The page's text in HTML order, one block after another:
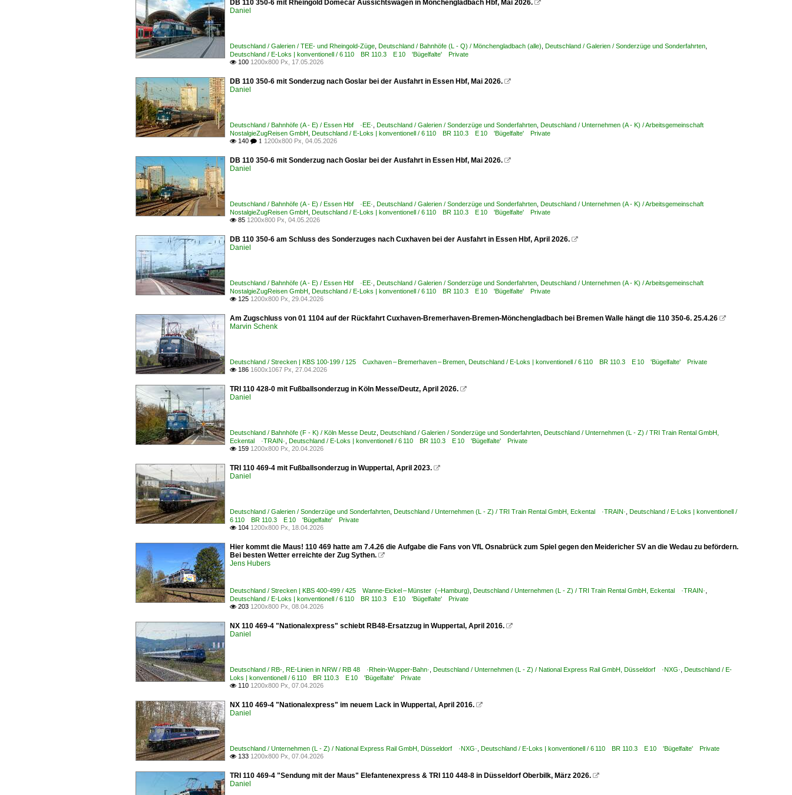
DB 110 350-6 mit Rheingold Domecar Aussichtswagen in Mönchengladbach Hbf, Mai 2026. 
Daniel
Deutschland / Galerien / TEE- und Rheingold-Züge Deutschland / Bahnhöfe (L - Q) / Mönchengladbach (alle) Deutschland / Galerien / Sonderzüge und Sonderfahrten
Deutschland / E-Loks | konventionell / 6 110 BR 110.3 E 10 'Bügelfalte' Private
 100 1200x800 Px, 17.05.2026
DB 110 350-6 mit Sonderzug nach Goslar bei der Ausfahrt in Essen Hbf, Mai 2026. 
Daniel
Deutschland / Bahnhöfe (A - E) / Essen Hbf ·EE· Deutschland / Galerien / Sonderzüge und Sonderfahrten Deutschland / Unternehmen (A - K) / Arbeitsgemeinschaft
NostalgieZugReisen GmbH Deutschland / E-Loks | konventionell / 6 110 BR 110.3 E 10 'Bügelfalte' Private
 140  1 1200x800 Px, 04.05.2026
DB 110 350-6 mit Sonderzug nach Goslar bei der Ausfahrt in Essen Hbf, Mai 2026. 
Daniel
Deutschland / Bahnhöfe (A - E) / Essen Hbf ·EE· Deutschland / Galerien / Sonderzüge und Sonderfahrten Deutschland / Unternehmen (A - K) / Arbeitsgemeinschaft
NostalgieZugReisen GmbH Deutschland / E-Loks | konventionell / 6 110 BR 110.3 E 10 'Bügelfalte' Private
 85 1200x800 Px, 04.05.2026
DB 110 350-6 am Schluss des Sonderzuges nach Cuxhaven bei der Ausfahrt in Essen Hbf, April 2026. 
Daniel
Deutschland / Bahnhöfe (A - E) / Essen Hbf ·EE· Deutschland / Galerien / Sonderzüge und Sonderfahrten Deutschland / Unternehmen (A - K) / Arbeitsgemeinschaft
NostalgieZugReisen GmbH Deutschland / E-Loks | konventionell / 6 110 BR 110.3 E 10 'Bügelfalte' Private
 125 1200x800 Px, 29.04.2026
Am Zugschluss von 01 1104 auf der Rückfahrt Cuxhaven-Bremerhaven-Bremen-Mönchengladbach bei Bremen Walle hängt die 110 350-6. 25.4.26 
Marvin Schenk
Deutschland / Strecken | KBS 100-199 / 125 Cuxhaven – Bremerhaven – Bremen Deutschland / E-Loks | konventionell / 6 110 BR 110.3 E 10 'Bügelfalte' Private
 186 1600x1067 Px, 27.04.2026
TRI 110 428-0 mit Fußballsonderzug in Köln Messe/Deutz, April 2026. 
Daniel
Deutschland / Bahnhöfe (F - K) / Köln Messe Deutz Deutschland / Galerien / Sonderzüge und Sonderfahrten Deutschland / Unternehmen (L - Z) / TRI Train Rental GmbH,
Eckental ·TRAIN· Deutschland / E-Loks | konventionell / 6 110 BR 110.3 E 10 'Bügelfalte' Private
 159 1200x800 Px, 20.04.2026
TRI 110 469-4 mit Fußballsonderzug in Wuppertal, April 2023. 
Daniel
Deutschland / Galerien / Sonderzüge und Sonderfahrten Deutschland / Unternehmen (L - Z) / TRI Train Rental GmbH, Eckental ·TRAIN· Deutschland / E-Loks | konventionell /
6 110 BR 110.3 E 10 'Bügelfalte' Private
 104 1200x800 Px, 18.04.2026
Hier kommt die Maus! 110 469 hatte am 7.4.26 die Aufgabe die Fans von VfL Osnabrück zum Spiel gegen den Meidericher SV an die Wedau zu befördern.
Bei besten Wetter erreichte der Zug Sythen. 
Jens Hubers
Deutschland / Strecken | KBS 400-499 / 425 Wanne-Eickel – Münster (–Hamburg) Deutschland / Unternehmen (L - Z) / TRI Train Rental GmbH, Eckental ·TRAIN·
Deutschland / E-Loks | konventionell / 6 110 BR 110.3 E 10 'Bügelfalte' Private
 203 1200x800 Px, 08.04.2026
NX 110 469-4 "Nationalexpress" schiebt RB48-Ersatzzug in Wuppertal, April 2016. 
Daniel
Deutschland / RB-, RE-Linien in NRW / RB 48 ·Rhein-Wupper-Bahn· Deutschland / Unternehmen (L - Z) / National Express Rail GmbH, Düsseldorf ·NXG· Deutschland / E-
Loks | konventionell / 6 110 BR 110.3 E 10 'Bügelfalte' Private
 110 1200x800 Px, 07.04.2026
NX 110 469-4 "Nationalexpress" im neuem Lack in Wuppertal, April 2016. 
Daniel
Deutschland / Unternehmen (L - Z) / National Express Rail GmbH, Düsseldorf ·NXG· Deutschland / E-Loks | konventionell / 6 110 BR 110.3 E 10 'Bügelfalte' Private
 133 1200x800 Px, 07.04.2026
TRI 110 469-4 "Sendung mit der Maus" Elefantenexpress & TRI 110 448-8 in Düsseldorf Oberbilk, März 2026. 
Daniel